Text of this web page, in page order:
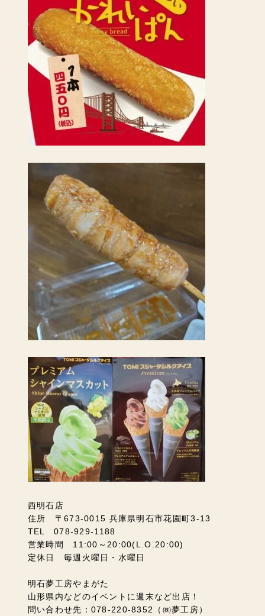
西明石店
住所 〒673-0015 兵庫県明石市花園町3-13
TEL 078-929-1188
営業時間 11:00～20:00(L.O.20:00)
定休日 毎週火曜日・水曜日
明石夢工房やまがた
山形県内などのイベントに週末など出店！
問い合わせ先：078-220-8352（㈱夢工房）